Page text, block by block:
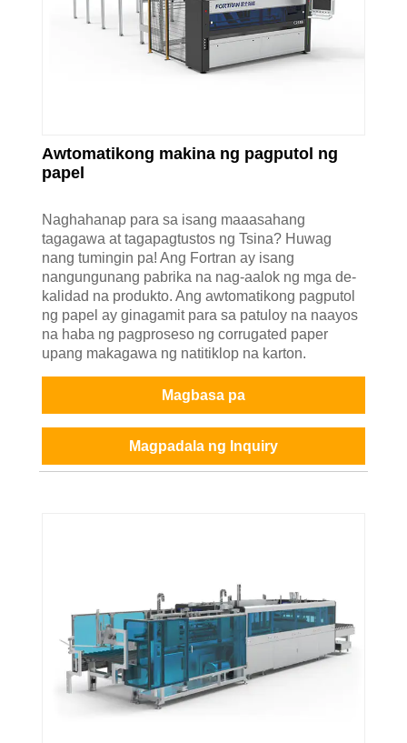
Awtomatikong makina ng pagputol ng
papel
Naghahanap para sa isang maaasahang
tagagawa at tagapagtustos ng Tsina? Huwag
nang tumingin pa! Ang Fortran ay isang
nangungunang pabrika na nag-aalok ng mga de-
kalidad na produkto. Ang awtomatikong pagputol
ng papel ay ginagamit para sa patuloy na naayos
na haba ng pagproseso ng corrugated paper
upang makagawa ng natitiklop na karton.
Magbasa pa
Magpadala ng Inquiry